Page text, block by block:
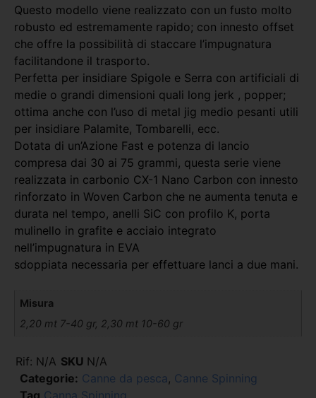
Questo modello viene realizzato con un fusto molto
robusto ed estremamente rapido; con innesto offset
che offre la possibilità di staccare l’impugnatura
facilitandone il trasporto.
Perfetta per insidiare Spigole e Serra con artificiali di
medie o grandi dimensioni quali long jerk , popper;
ottima anche con l’uso di metal jig medio pesanti utili
per insidiare Palamite, Tombarelli, ecc.
Dotata di un’Azione Fast e potenza di lancio
compresa dai 30 ai 75 grammi, questa serie viene
realizzata in carbonio CX-1 Nano Carbon con innesto
rinforzato in Woven Carbon che ne aumenta tenuta e
durata nel tempo, anelli SiC con profilo K, porta
mulinello in grafite e acciaio integrato
nell’impugnatura in EVA
sdoppiata necessaria per effettuare lanci a due mani.
Misura
2,20 mt 7-40 gr, 2,30 mt 10-60 gr
Rif: N/A SKU N/A
Categorie: Canne da pesca, Canne Spinning